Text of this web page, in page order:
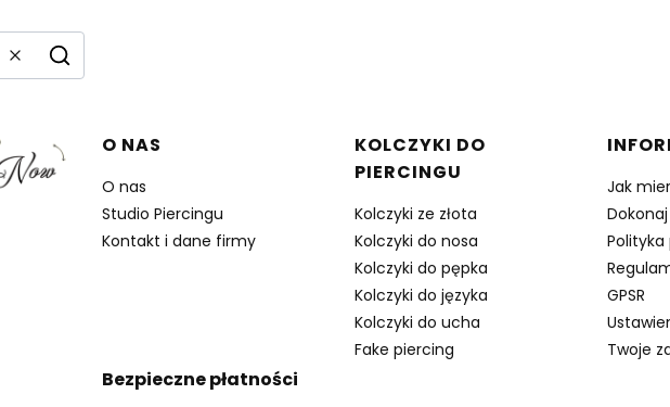
WyczyśćSzukaj
Linki w stopce
O NAS
O nas
Studio Piercingu
Kontakt i dane firmy
KOLCZYKI DO
PIERCINGU
Kolczyki ze złota
Kolczyki do nosa
Kolczyki do pępka
Kolczyki do języka
Kolczyki do ucha
Fake piercing
Jak
GPSR
Twoje
Bezpieczne płatności